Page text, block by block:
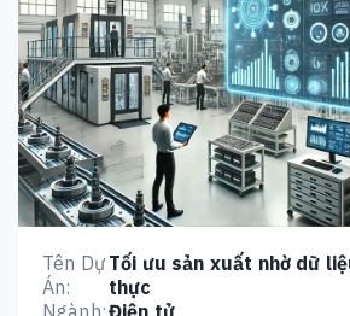
Tên Dự
Án:
Tối ưu sản xuất nhờ dữ
thực